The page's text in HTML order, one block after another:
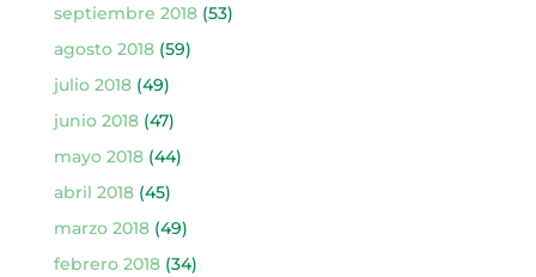
septiembre 2018(53)
agosto 2018(59)
julio 2018(49)
junio 2018(47)
mayo 2018(44)
abril 2018(45)
marzo 2018(49)
febrero 2018(34)